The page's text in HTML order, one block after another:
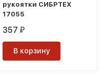
рукоятки СИБРТЕХ
17055
357₽
В корзину